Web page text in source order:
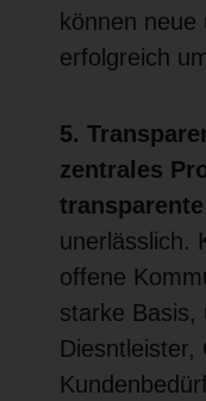
können neue
erfolgreich
5.
zentrales
unerlässlich.
offene
starke Basis,
Diesntleister,